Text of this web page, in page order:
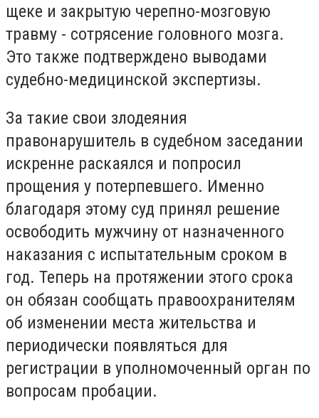
щеке и закрытую черепно-мозговую
травму - сотрясение головного мозга.
Это также подтверждено выводами
судебно-медицинской экспертизы.
За такие свои злодеяния
правонарушитель в судебном заседании
искренне раскаялся и попросил
прощения у потерпевшего. Именно
благодаря этому суд принял решение
освободить мужчину от назначенного
наказания с испытательным сроком в
год. Теперь на протяжении этого срока
он обязан сообщать правоохранителям
об изменении места жительства и
периодически появляться для
регистрации в уполномоченный орган по
вопросам пробации.